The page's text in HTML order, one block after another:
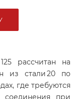
рассчитан на
из стали 20 по
где требуются
соединения при